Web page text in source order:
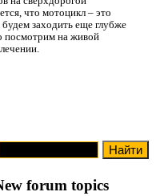
что мотоцикл – это
заходить еще глубже
посмотрим на живой
forum topics